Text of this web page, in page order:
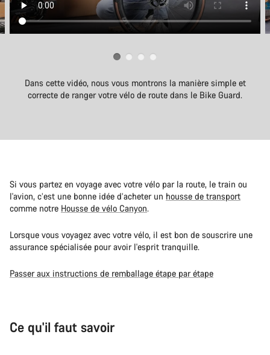
Dans cette vidéo, nous vous montrons la manière simple et
correcte de ranger votre vélo de route dans le Bike Guard.
Si vous partez en voyage avec votre vélo par la route, le train ou
l'avion, c’est une bonne idée d’acheter un housse de transport
comme notre Housse de vélo Canyon.
Lorsque vous voyagez avec votre vélo, il est bon de souscrire une
assurance spécialisée pour avoir l'esprit tranquille.
Passer aux instructions de remballage étape par étape
Ce qu'il faut savoir